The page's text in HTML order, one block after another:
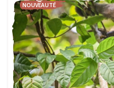
NOUVEAUTÉ